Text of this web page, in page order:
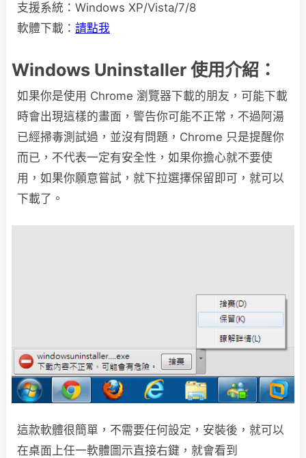
支援系統：Windows XP/Vista/7/8
軟體下載： 請點我
Windows Uninstaller 使用介紹：
如果你是使用 Chrome 瀏覽器下載的朋友，可能下載
時會出現這樣的畫面，警告你可能不正常，不過阿湯
已經掃毒測試過，並沒有問題，Chrome 只是提醒你
而已，不代表一定有安全性，如果你擔心就不要使
用，如果你願意嘗試，就下拉選擇保留即可，就可以
下載了。
這款軟體很簡單，不需要任何設定，安裝後，就可以
在桌面上任一軟體圖示直接右鍵，就會看到